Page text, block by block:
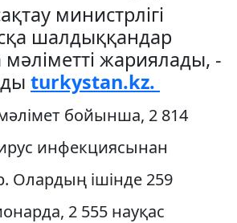
министрлігі
шалдыққандар
жариялады, -
turkystan.kz.
бойынша, 2 814
инфекциясынан
Олардың ішінде 259
2 555 науқас